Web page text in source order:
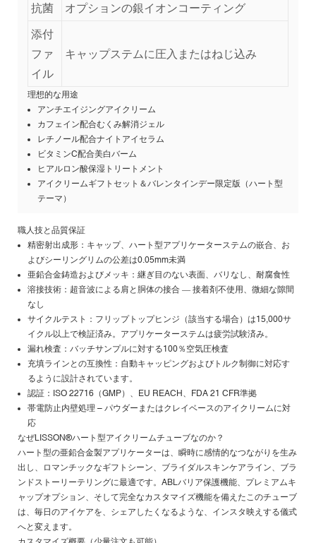
抗菌 オプションの銀イオンコーティング
添付
ファ
イル
キャップステムに圧入またはねじ込み
理想的な用途
アンチエイジングアイクリーム
カフェイン配合むくみ解消ジェル
レチノール配合ナイトアイセラム
ビタミンC配合美白バーム
ヒアルロン酸保湿トリートメント
アイクリームギフトセット＆バレンタインデー限定版（ハート型
テーマ）
職人技と品質保証
精密射出成形：キャップ、ハート型アプリケーターステムの嵌合、お
よびシーリングリムの公差は0.05mm未満
亜鉛合金鋳造およびメッキ：継ぎ目のない表面、バリなし、耐腐食性
溶接技術：超音波による肩と胴体の接合 ― 接着剤不使用、微細な隙間
なし
サイクルテスト：フリップトップヒンジ（該当する場合）は15,000サ
イクル以上で検証済み。アプリケーターステムは疲労試験済み。
漏れ検査：バッチサンプルに対する100％空気圧検査
充填ラインとの互換性：自動キャッピングおよびトルク制御に対応す
るように設計されています。
認証：ISO 22716（GMP）、EU REACH、FDA 21 CFR準拠
帯電防止内壁処理 – パウダーまたはクレイベースのアイクリームに対
応
なぜLISSON®ハート型アイクリームチューブなのか？
ハート型の亜鉛合金製アプリケーターは、瞬時に感情的なつながりを生み
出し、ロマンチックなギフトシーン、ブライダルスキンケアライン、ブラ
ンドストーリーテリングに最適です。ABLバリア保護機能、プレミアムキ
ャップオプション、そして完全なカスタマイズ機能を備えたこのチューブ
は、毎日のアイケアを、シェアしたくなるような、インスタ映えする儀式
へと変えます。